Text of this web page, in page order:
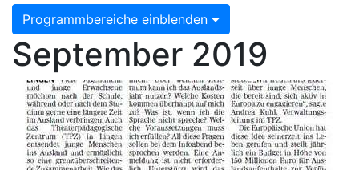
Programmbereiche einblenden
September 2019